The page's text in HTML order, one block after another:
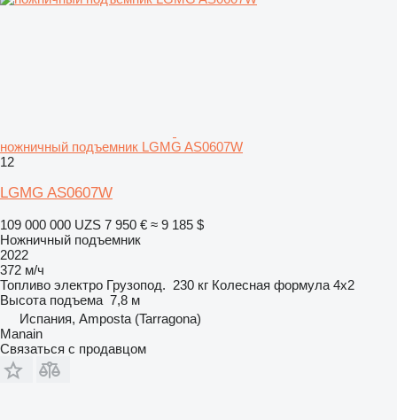
ножничный подъемник LGMG AS0607W
12
LGMG AS0607W
109 000 000 UZS 7 950 € ≈ 9 185 $
Ножничный подъемник
2022
372 м/ч
Топливо электро Грузопод. 230 кг Колесная формула 4x2
Высота подъема 7,8 м
Испания, Amposta (Tarragona)
Manain
Связаться с продавцом